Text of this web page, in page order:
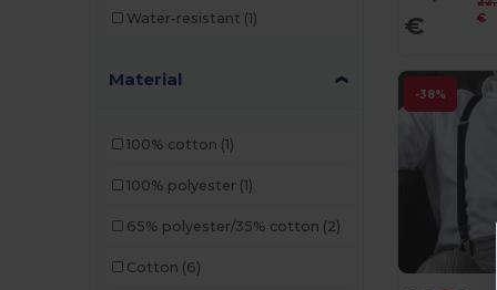
Herock (10)
Just Cool (1)
K-up (32)
Kariban (18)
Kariban Premium
Water-resistant (1)
Material
100% cotton (1)
100% polyester (1)
65% polyester/35% cotton (2)
Cotton (6)
€
€
-38%